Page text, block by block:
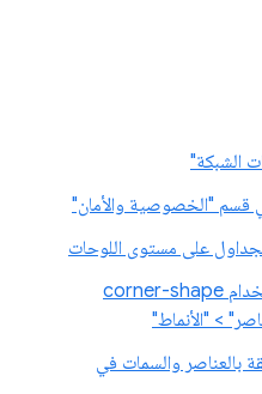
الشبكة"
قسم "الخصوصية والأمان"
على مستوى اللوحات
تتيح ميزة الإكمال التلقائي استخدام corner-shape
بالعناصر والسمات في